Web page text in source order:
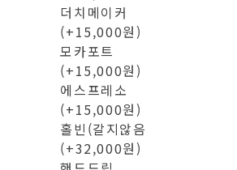
더치메이커
(+15,000원)
모카포트
(+15,000원)
에스프레소
(+15,000원)
홀빈(갈지않음
(+32,000원)